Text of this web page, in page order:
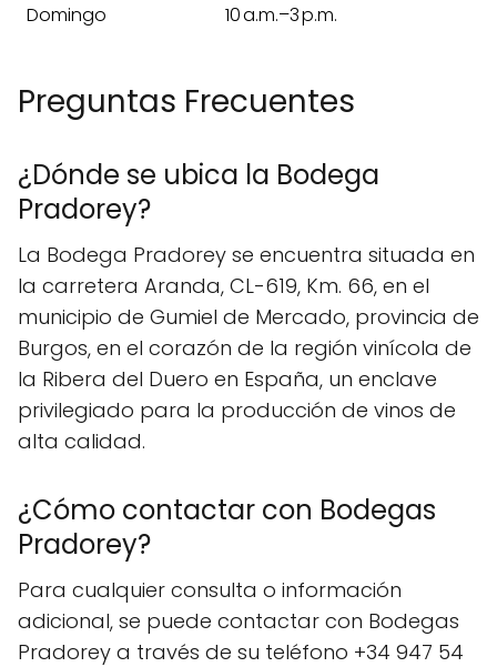
Domingo
10 a.m.–3 p.m.
Preguntas Frecuentes
¿Dónde se ubica la Bodega
Pradorey?
La Bodega Pradorey se encuentra situada en
la carretera Aranda, CL-619, Km. 66, en el
municipio de Gumiel de Mercado, provincia de
Burgos, en el corazón de la región vinícola de
la Ribera del Duero en España, un enclave
privilegiado para la producción de vinos de
alta calidad.
¿Cómo contactar con Bodegas
Pradorey?
Para cualquier consulta o información
adicional, se puede contactar con Bodegas
Pradorey a través de su teléfono +34 947 54